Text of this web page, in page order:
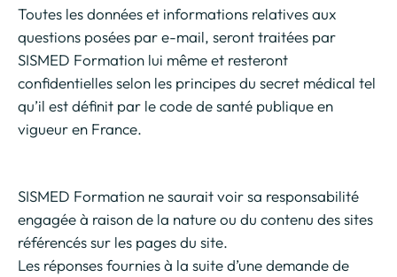
Toutes les données et informations relatives aux
questions posées par e-mail, seront traitées par
SISMED Formation lui même et resteront
confidentielles selon les principes du secret médical tel
qu’il est définit par le code de santé publique en
vigueur en France.
SISMED Formation ne saurait voir sa responsabilité
engagée à raison de la nature ou du contenu des sites
référencés sur les pages du site.
Les réponses fournies à la suite d’une demande de